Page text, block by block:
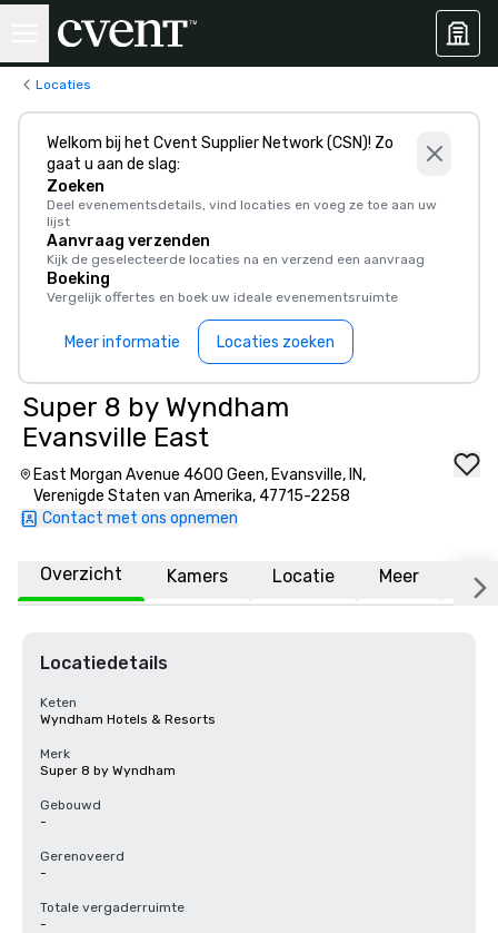
Locaties
Welkom bij het Cvent Supplier Network (CSN)! Zo
gaat u aan de slag:
Zoeken
Deel evenementsdetails, vind locaties en voeg ze toe aan uw
lijst
Aanvraag verzenden
Kijk de geselecteerde locaties na en verzend een aanvraag
Boeking
Vergelijk offertes en boek uw ideale evenementsruimte
Meer informatie Locaties zoeken
Super 8 by Wyndham
Evansville East
East Morgan Avenue 4600 Geen, Evansville, IN,
Verenigde Staten van Amerika, 47715-2258
Contact met ons opnemen
Overzicht Kamers Locatie Meer
Locatiedetails
Keten
Wyndham Hotels & Resorts
Merk
Super 8 by Wyndham
Gebouwd
-
Gerenoveerd
-
Totale vergaderruimte
-